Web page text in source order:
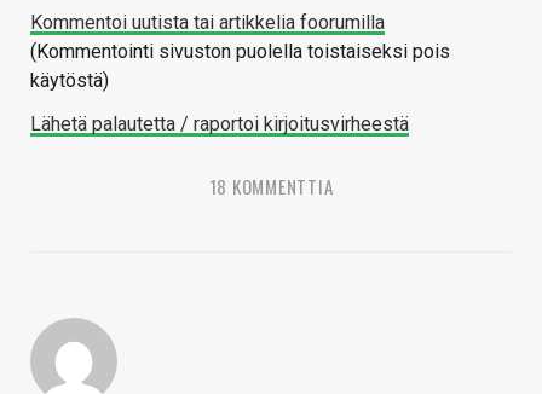
Kommentoi uutista tai artikkelia foorumilla
(Kommentointi sivuston puolella toistaiseksi pois
käytöstä)
Lähetä palautetta / raportoi kirjoitusvirheestä
18 KOMMENTTIA